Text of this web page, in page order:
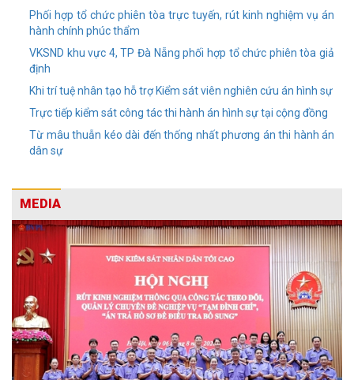
Phối hợp tổ chức phiên tòa trực tuyến, rút kinh nghiệm vụ án
hành chính phúc thẩm
VKSND khu vực 4, TP Đà Nẵng phối hợp tổ chức phiên tòa giả
định
Khi trí tuệ nhân tạo hỗ trợ Kiểm sát viên nghiên cứu án hình sự
Trực tiếp kiểm sát công tác thi hành án hình sự tại cộng đồng
Từ mâu thuẫn kéo dài đến thống nhất phương án thi hành án
dân sự
MEDIA